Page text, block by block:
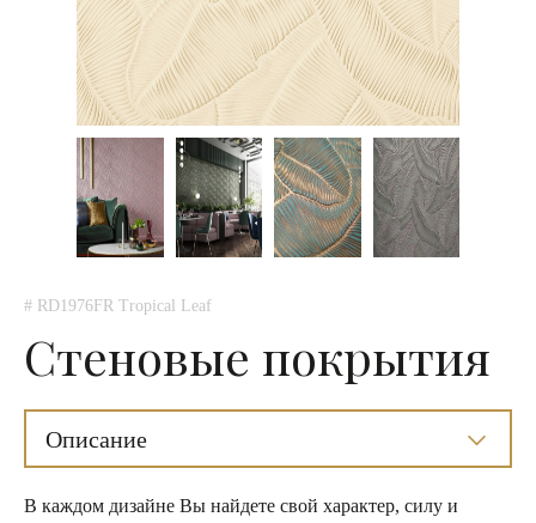
# RD1976FR Tropical Leaf
Стеновые покрытия
Описание
В каждом дизайне Вы найдете свой характер, силу и